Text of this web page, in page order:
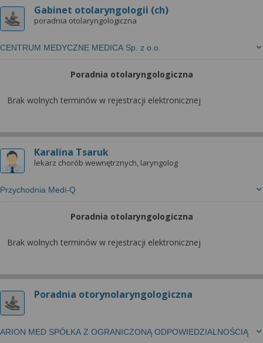
Gabinet otolaryngologii (ch)
poradnia otolaryngologiczna
CENTRUM MEDYCZNE MEDICA Sp. z o.o.
Poradnia otolaryngologiczna
Brak wolnych terminów w rejestracji elektronicznej
Karalina Tsaruk
lekarz chorób wewnętrznych, laryngolog
Przychodnia Medi-Q
Poradnia otolaryngologiczna
Brak wolnych terminów w rejestracji elektronicznej
Poradnia otorynolaryngologiczna
ARION MED SPÓŁKA Z OGRANICZONĄ ODPOWIEDZIALNOŚCIĄ